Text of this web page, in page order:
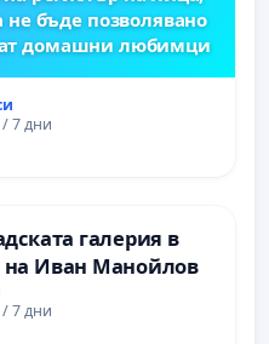
не бъде позволявано
домашни любимци
7 дни
галерия в
Иван Манойлов
7 дни